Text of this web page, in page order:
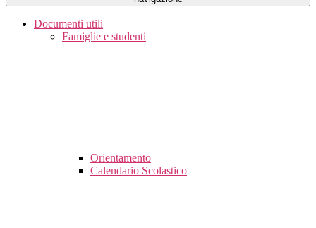
Documenti utili
Famiglie e studenti
Orientamento
Calendario Scolastico